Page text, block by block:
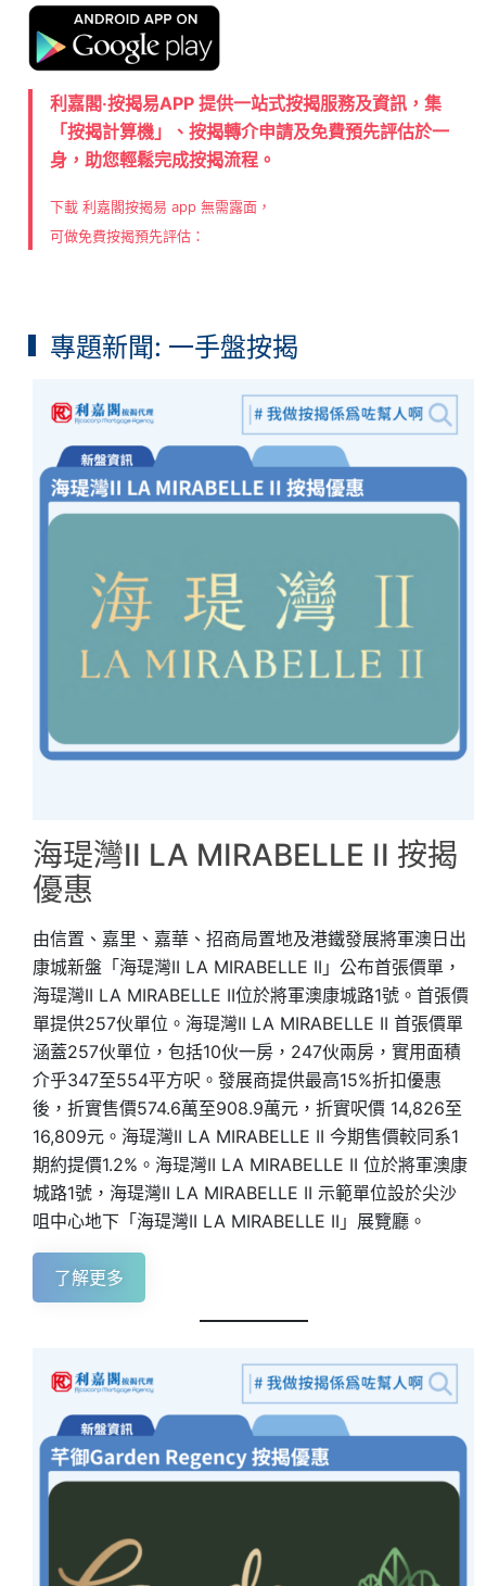
利嘉閣‧按揭易APP 提供一站式按揭服務及資訊，集
「按揭計算機」、按揭轉介申請及免費預先評估於一
身，助您輕鬆完成按揭流程。
下載 利嘉閣按揭易 app 無需露面，
可做免費按揭預先評估：
專題新聞: 一手盤按揭
海瑅灣II LA MIRABELLE II 按揭
優惠
由信置、嘉里、嘉華、招商局置地及港鐵發展將軍澳日出
康城新盤「海瑅灣II LA MIRABELLE II」公布首張價單，
海瑅灣II LA MIRABELLE II位於將軍澳康城路1號。首張價
單提供257伙單位。海瑅灣II LA MIRABELLE II 首張價單
涵蓋257伙單位，包括10伙一房，247伙兩房，實用面積
介乎347至554平方呎。發展商提供最高15%折扣優惠
後，折實售價574.6萬至908.9萬元，折實呎價 14,826至
16,809元。海瑅灣II LA MIRABELLE II 今期售價較同系1
期約提價1.2%。海瑅灣II LA MIRABELLE II 位於將軍澳康
城路1號，海瑅灣II LA MIRABELLE II 示範單位設於尖沙
咀中心地下「海瑅灣II LA MIRABELLE II」展覽廳。
了解更多